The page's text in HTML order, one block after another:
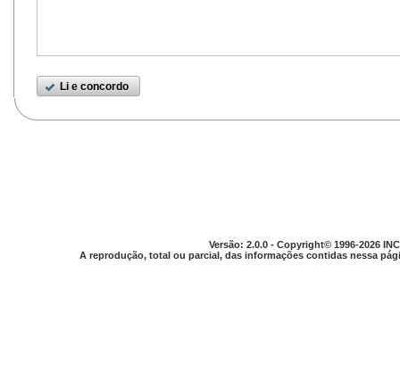
Li e concordo
Versão: 2.0.0 - Copyright© 1996-2026
A reprodução, total ou parcial, das informações contidas nessa